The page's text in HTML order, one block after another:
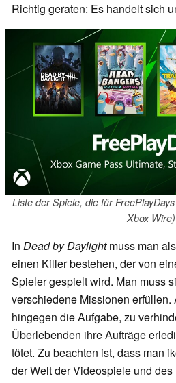
Richtig geraten: Es handelt sich
Liste der Spiele, die für
Xbox Wire)
In Dead by Daylightmuss man
einen Killer bestehen, der von
Spieler gespielt wird. Man muss
verschiedene Missionen erfüllen.
hingegen die Aufgabe, zu
Überlebenden ihre Aufträge
tötet. Zu beachten ist, dass man
der Welt der Videospiele und